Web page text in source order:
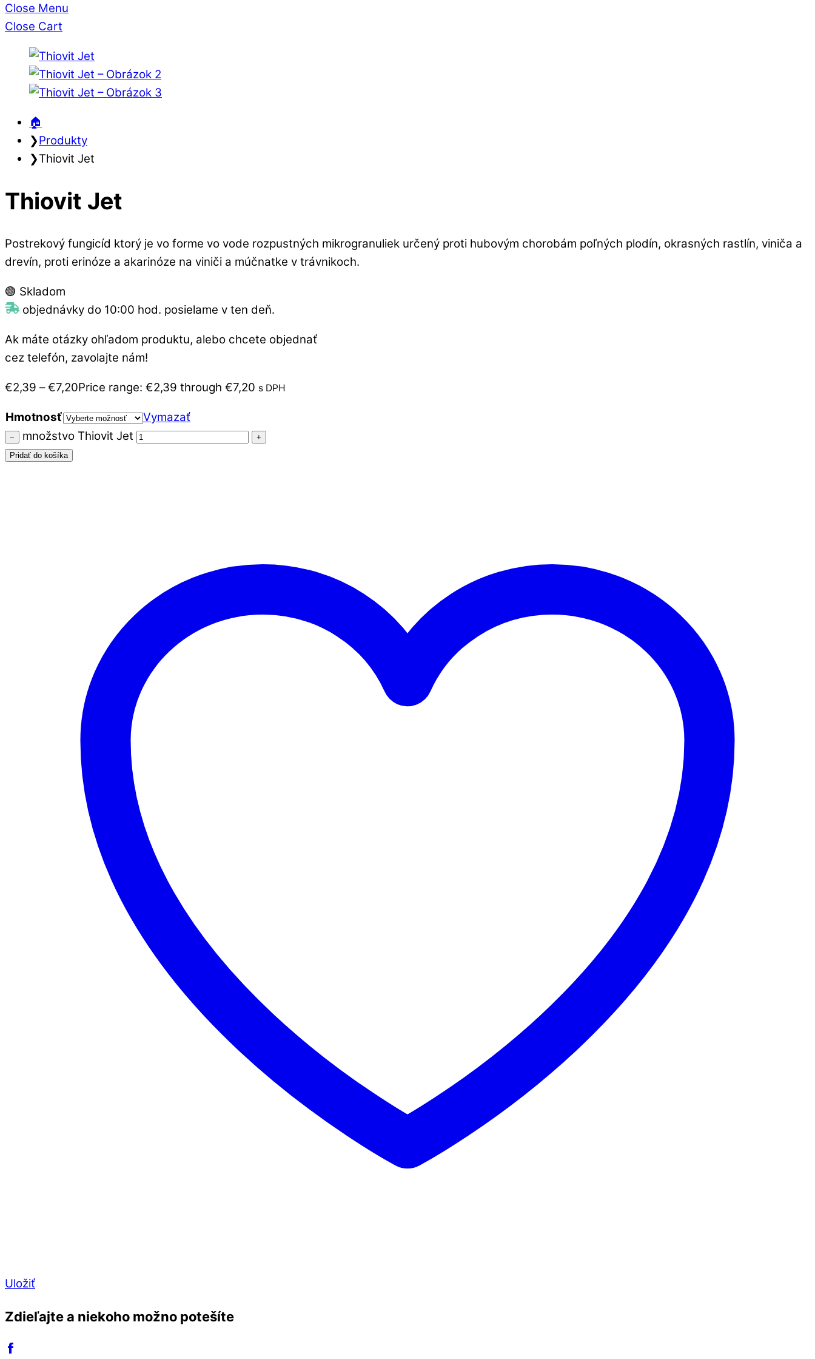
Close Menu
Close Cart
🏠︎
❯Produkty
❯Thiovit Jet
Thiovit Jet
Postrekový fungicíd ktorý je vo forme vo vode rozpustných mikrogranuliek určený proti hubovým chorobám poľných plodín, okrasných rastlín, viniča a
drevín, proti erinóze a akarinóze na viniči a múčnatke v trávnikoch.
🟢 Skladom
objednávky do 10:00 hod. posielame v ten deň.
Ak máte otázky ohľadom produktu, alebo chcete objednať
cez telefón, zavolajte nám!
€2,39 – €7,20Price range: €2,39 through €7,20 s DPH
Hmotnosť Vymazať
− množstvo Thiovit Jet
+
Pridať do košíka
Uložiť
Zdieľajte a niekoho možno potešíte